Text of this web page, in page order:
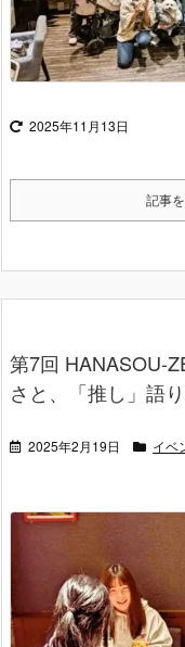
2025年11月13日
記事
第7回 HANASOU-
さと、「推し」語
2025年2月19日 イベ